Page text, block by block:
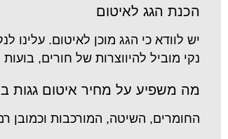
הכנת הגג לאיטום
יש לוודא כי הגג מוכן לאיטום. עלינו
נקי מוביל להיווצרות של חורים,
מה משפיע על מחיר איטום גגות
החומרים, השיטה, המורכבות וכמובן